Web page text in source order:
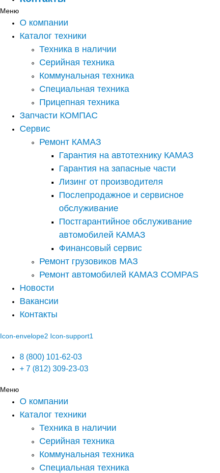
Меню
О компании
Каталог техники
Техника в наличии
Серийная техника
Коммунальная техника
Специальная техника
Прицепная техника
Запчасти КОМПАС
Сервис
Ремонт КАМАЗ
Гарантия на автотехнику КАМАЗ
Гарантия на запасные части
Лизинг от производителя
Послепродажное и сервисное
обслуживание
Постгарантийное обслуживание
автомобилей КАМАЗ
Финансовый сервис
Ремонт грузовиков МАЗ
Ремонт автомобилей КАМАЗ COMPAS
Новости
Вакансии
Контакты
Icon-envelope2 Icon-support1
8 (800) 101-62-03
+ 7 (812) 309-23-03
Меню
О компании
Каталог техники
Техника в наличии
Серийная техника
Коммунальная техника
Специальная техника